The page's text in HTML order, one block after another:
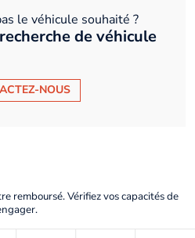
le véhicule souhaité ?
de véhicule
NOUS
remboursé. Vérifiez vos capacités de